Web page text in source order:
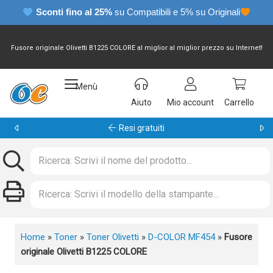
Sconti fino al 25% su Compatibili e 5% su Originali
Fusore originale Olivetti B1225 COLORE al miglior al miglior prezzo su Internet!
Menù
Aiuto
Mio account Carrello
Garanzia 24 mesi
Home » Toner » Toner Olivetti » D-COLOR MF454» Fusore
originale Olivetti B1225 COLORE